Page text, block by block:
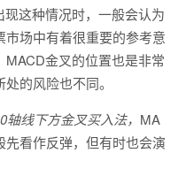
现这种情况时，一般会认为
场中有着很重要的参考意
金叉的位置也是非常
的风险也不同。
轴线下方金叉买入法， MA
看作反弹，但有时也会演